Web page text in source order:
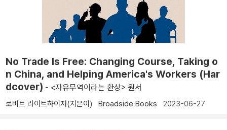
No Trade Is Free: Changing Course, Taking o
n China, and Helping America's Workers (Har
dcover) - <자유무역이라는 환상> 원서
로버트 라이트하이저(지은이) Broadside Books 2023-06-27